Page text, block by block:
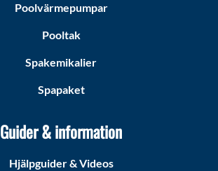
Poolvärmepumpar
Pooltak
Spakemikalier
Spapaket
Guider & information
Hjälpguider & Videos